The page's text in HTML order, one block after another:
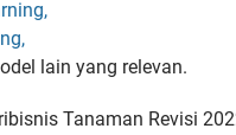
lain yang relevan.
Tanaman Revisi